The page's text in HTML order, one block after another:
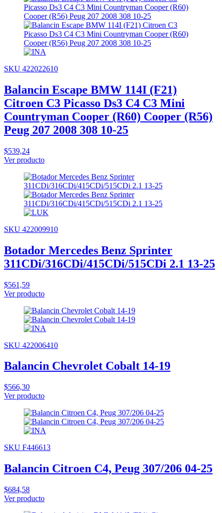
SKU 422022610
Balancin Escape BMW 114I (F21)
Citroen C3 Picasso Ds3 C4 C3 Mini
Countryman Cooper (R60) Cooper (R56)
Peug 207 2008 308 10-25
$539,24
Ver producto
SKU 422009910
Botador Mercedes Benz Sprinter
311CDi/316CDi/415CDi/515CDi 2.1 13-25
$561,59
Ver producto
SKU 422006410
Balancin Chevrolet Cobalt 14-19
$566,30
Ver producto
SKU F446613
Balancin Citroen C4, Peug 307/206 04-25
$684,58
Ver producto